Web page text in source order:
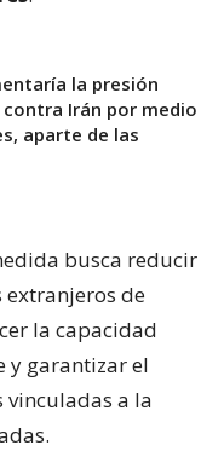
la presión
Irán por medio
aparte de las
busca reducir
extranjeros de
la capacidad
y garantizar el
a la